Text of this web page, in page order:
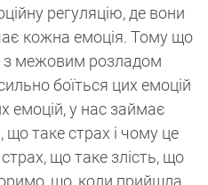
регуляцію, де вони
кожна емоція. Тому що
з межовим розладом
боїться цих емоцій
емоцій, у нас займає
що таке страх і чому це
що таке злість, що
що, коли прийшла